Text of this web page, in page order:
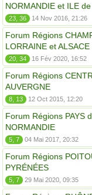
NORMANDIE et ILE
23, 36 14 Nov 2016, 21:26
Forum Régions
LORRAINE et ALSACE
20, 34 16 Fév 2020, 16:52
Forum Régions
AUVERGNE
8, 13 12 Oct 2015, 12:20
Forum Régions PAYS
NORMANDIE
5, 7 04 Mai 2017, 20:32
Forum Régions
PYRÉNÉES
5, 7 29 Mai 2020, 09:35